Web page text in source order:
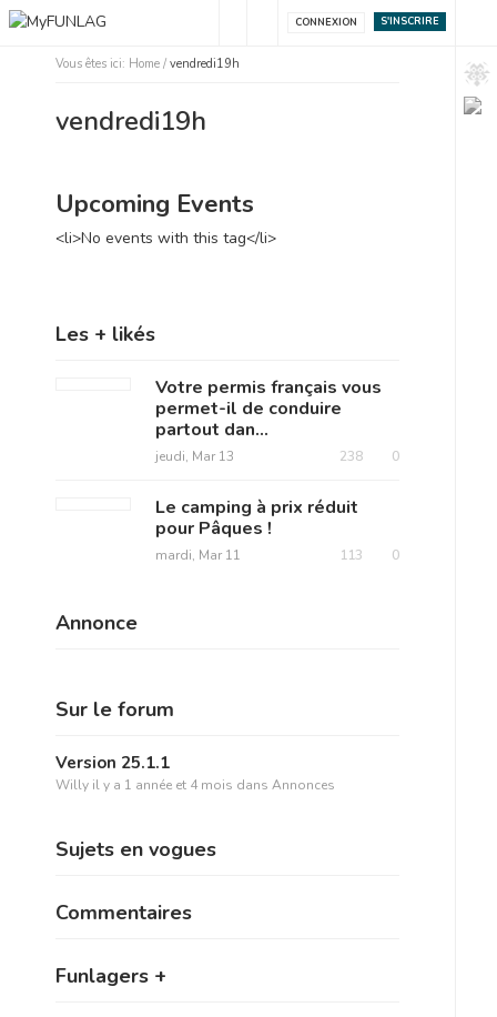
S'INSCRIRE
CONNEXION
Vous êtes ici: Home / vendredi19h
vendredi19h
Upcoming Events
<li>No events with this tag</li>
Les + likés
Votre permis français vous
permet-il de conduire
partout dan...
jeudi, Mar 13 0
238
Le camping à prix réduit
pour Pâques !
mardi, Mar 11 0
113
Annonce
Sur le forum
Version 25.1.1
Willy il y a 1 année et 4 mois dans Annonces
Sujets en vogues
Commentaires
Funlagers +